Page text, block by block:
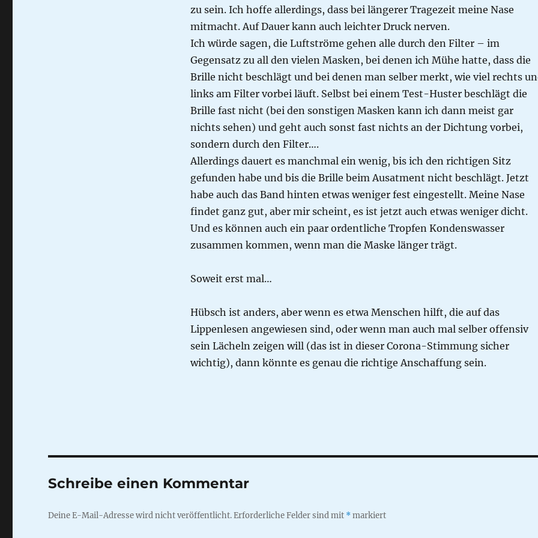
zu sein. Ich hoffe allerdings, dass bei längerer Tragezeit meine Nase
mitmacht. Auf Dauer kann auch leichter Druck nerven.
Ich würde sagen, die Luftströme gehen alle durch den Filter – im
Gegensatz zu all den vielen Masken, bei denen ich Mühe hatte, dass die
Brille nicht beschlägt und bei denen man selber merkt, wie viel rechts
links am Filter vorbei läuft. Selbst bei einem Test-Huster beschlägt die
Brille fast nicht (bei den sonstigen Masken kann ich dann meist gar
nichts sehen) und geht auch sonst fast nichts an der Dichtung vorbei,
sondern durch den Filter….
Allerdings dauert es manchmal ein wenig, bis ich den richtigen Sitz
gefunden habe und bis die Brille beim Ausatment nicht beschlägt. Jetzt
habe auch das Band hinten etwas weniger fest eingestellt. Meine Nase
findet ganz gut, aber mir scheint, es ist jetzt auch etwas weniger dicht.
Und es können auch ein paar ordentliche Tropfen Kondenswasser
zusammen kommen, wenn man die Maske länger trägt.
Soweit erst mal…
Hübsch ist anders, aber wenn es etwa Menschen hilft, die auf das
Lippenlesen angewiesen sind, oder wenn man auch mal selber offensiv
sein Lächeln zeigen will (das ist in dieser Corona-Stimmung sicher
wichtig), dann könnte es genau die richtige Anschaffung sein.
Schreibe einen Kommentar
Deine E-Mail-Adresse wird nicht veröffentlicht.Erforderliche Felder sind mit *markiert